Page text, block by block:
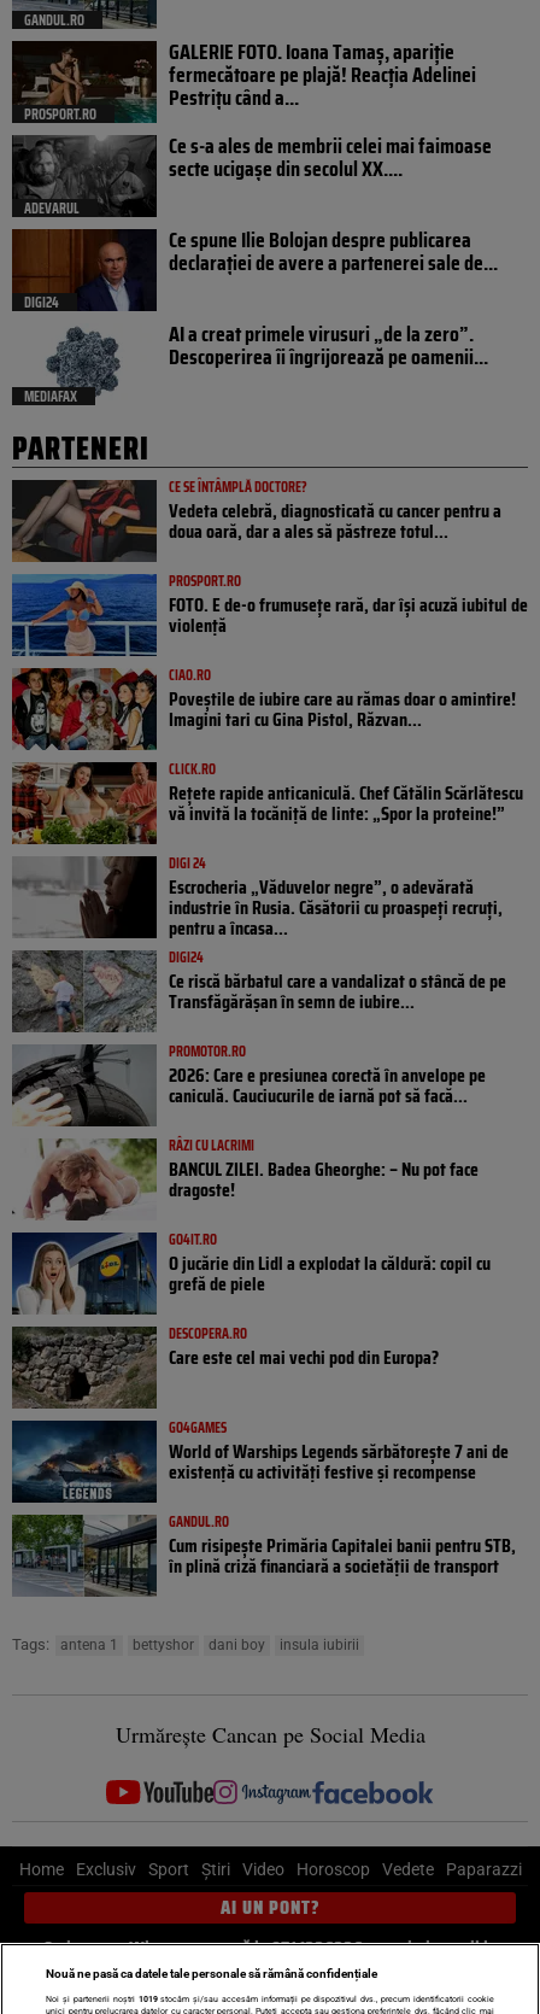
GANDUL.RO
PROSPORT.RO
GALERIE FOTO. Ioana Tamaş, apariție
fermecătoare pe plajă! Reacția Adelinei
Pestrițu când a...
ADEVARUL
Ce s-a ales de membrii celei mai faimoase
secte ucigașe din secolul XX....
DIGI24
Ce spune Ilie Bolojan despre publicarea
declarației de avere a partenerei sale de...
MEDIAFAX
AI a creat primele virusuri „de la zero”.
Descoperirea îi îngrijorează pe oamenii...
PARTENERI
CE SE ÎNTÂMPLĂ DOCTORE?
Vedeta celebră, diagnosticată cu cancer pentru a
doua oară, dar a ales să păstreze totul...
PROSPORT.RO
FOTO. E de-o frumusețe rară, dar își acuză iubitul de
violență
CIAO.RO
Poveştile de iubire care au rămas doar o amintire!
Imagini tari cu Gina Pistol, Răzvan...
CLICK.RO
Rețete rapide anticaniculă. Chef Cătălin Scărlătescu
vă invită la tocăniță de linte: „Spor la proteine!”
DIGI 24
Escrocheria „Văduvelor negre”, o adevărată
industrie în Rusia. Căsătorii cu proaspeți recruți,
pentru a încasa...
DIGI24
Ce riscă bărbatul care a vandalizat o stâncă de pe
Transfăgărășan în semn de iubire...
PROMOTOR.RO
2026: Care e presiunea corectă în anvelope pe
caniculă. Cauciucurile de iarnă pot să facă...
RÂZI CU LACRIMI
BANCUL ZILEI. Badea Gheorghe: – Nu pot face
dragoste!
GO4IT.RO
O jucărie din Lidl a explodat la căldură: copil cu
grefă de piele
DESCOPERA.RO
Care este cel mai vechi pod din Europa?
GO4GAMES
World of Warships Legends sărbătorește 7 ani de
existență cu activități festive și recompense
GANDUL.RO
Cum risipește Primăria Capitalei banii pentru STB,
în plină criză financiară a societății de transport
Tags: antena 1 bettyshor dani boy insula iubirii
Urmărește Cancan pe Social Media
Home Exclusiv Sport Știri Video Horoscop Vedete Paparazzi
AI UN PONT?
Scrie-ne pe Whatsapp, sună la 0741226226 sau trimite mail la
pont@cancan.ro
Nouă ne pasă ca datele tale personale să rămână confidențiale
Noi și partenerii noștri 1019stocăm și/sau accesăm informații pe dispozitivul dvs., precum identificatorii cookie
unici pentru prelucrarea datelor cu caracter personal. Puteți accepta sau gestiona preferințele dvs. făcând clic mai